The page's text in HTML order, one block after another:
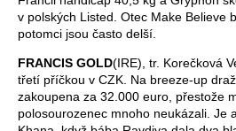
v polských Listed. Otec Make Believe
potomci jsou často delší.
FRANCIS GOLD(IRE), tr. Korečková
třetí příčkou v CZK. Na breeze-up
zakoupena za 32.000 euro, přestože
polosourozenec mnoho neukázali. Je